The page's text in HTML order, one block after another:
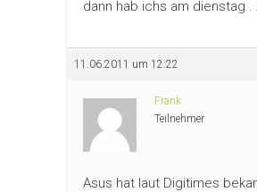
dann hab ichs am dienstag..
11.06.2011 um 12:22
Frank
Teilnehmer
Asus hat laut Digitimes